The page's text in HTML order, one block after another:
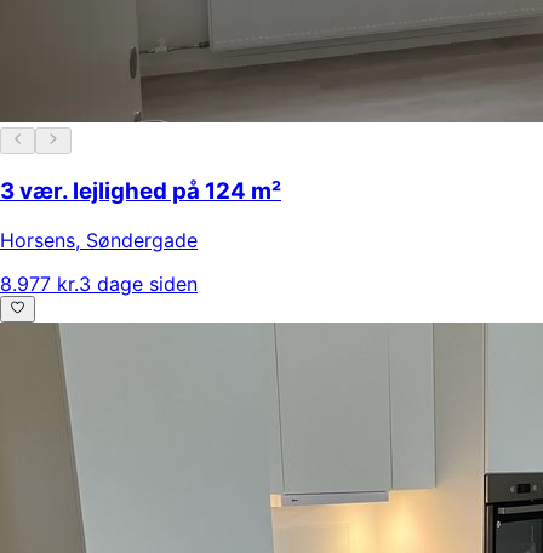
3 vær. lejlighed på 124 m²
Horsens, Søndergade
8.977 kr.3 dage siden